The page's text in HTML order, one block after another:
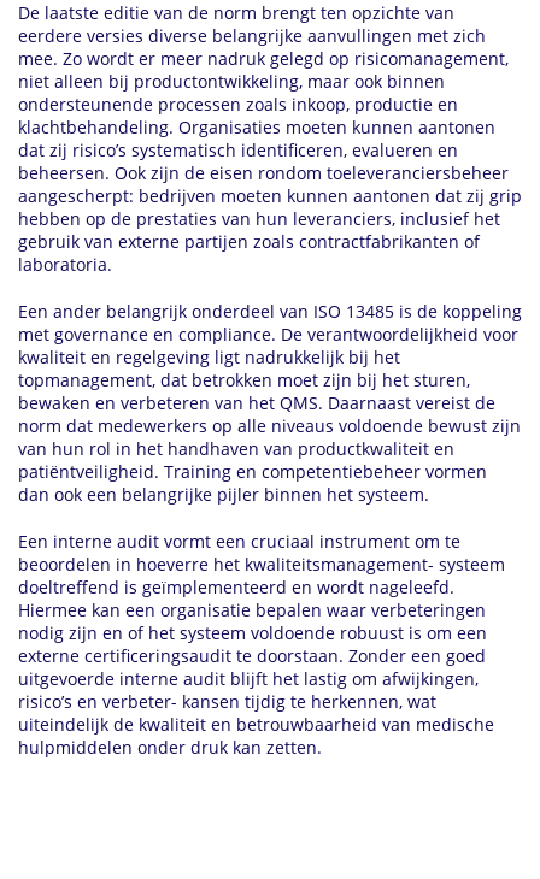
De laatste editie van de norm brengt ten opzichte van
eerdere versies diverse belangrijke aanvullingen met zich
mee. Zo wordt er meer nadruk gelegd op risicomanagement,
niet alleen bij productontwikkeling, maar ook binnen
ondersteunende processen zoals inkoop, productie en
klachtbehandeling. Organisaties moeten kunnen aantonen
dat zij risico’s systematisch identificeren, evalueren en
beheersen. Ook zijn de eisen rondom toeleveranciersbeheer
aangescherpt: bedrijven moeten kunnen aantonen dat zij grip
hebben op de prestaties van hun leveranciers, inclusief het
gebruik van externe partijen zoals contractfabrikanten of
laboratoria.
Een ander belangrijk onderdeel van ISO 13485 is de koppeling
met governance en compliance. De verantwoordelijkheid voor
kwaliteit en regelgeving ligt nadrukkelijk bij het
topmanagement, dat betrokken moet zijn bij het sturen,
bewaken en verbeteren van het QMS. Daarnaast vereist de
norm dat medewerkers op alle niveaus voldoende bewust zijn
van hun rol in het handhaven van productkwaliteit en
patiëntveiligheid. Training en competentiebeheer vormen
dan ook een belangrijke pijler binnen het systeem.
Een interne audit vormt een cruciaal instrument om te
beoordelen in hoeverre het kwaliteitsmanagement- systeem
doeltreffend is geïmplementeerd en wordt nageleefd.
Hiermee kan een organisatie bepalen waar verbeteringen
nodig zijn en of het systeem voldoende robuust is om een
externe certificeringsaudit te doorstaan. Zonder een goed
uitgevoerde interne audit blijft het lastig om afwijkingen,
risico’s en verbeter- kansen tijdig te herkennen, wat
uiteindelijk de kwaliteit en betrouwbaarheid van medische
hulpmiddelen onder druk kan zetten.